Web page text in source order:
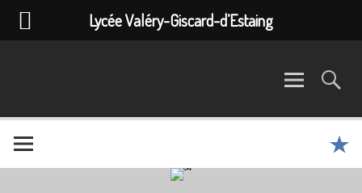
Lycée Valéry-Giscard-d’Estaing